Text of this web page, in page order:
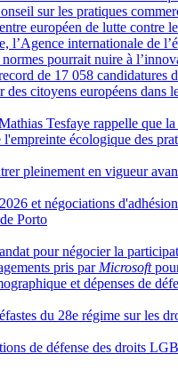
sur les pratiques
européen de lutte contre
l’Agence internationale de
pourrait nuire à
de 17 058 candidatures
des citoyens européens
Tesfaye rappelle que
écologique des
pleinement en vigueur
et négociations
Porto
pour négocier la
pris par Microsoft
et dépenses de
du 28e régime sur les
de défense des droits